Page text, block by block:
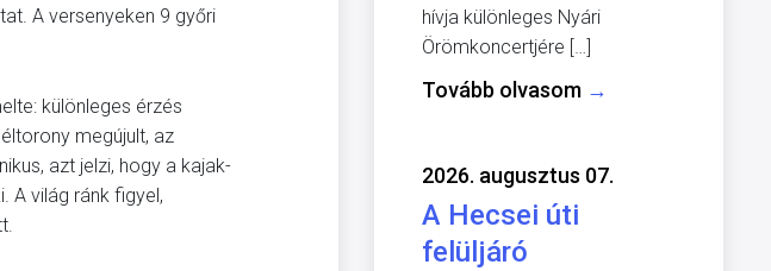
A versenyeken 9 győri
különleges érzés
megújult, az
azt jelzi, hogy a kajak-
A világ ránk figyel,
hívja különleges Nyári
Örömkoncertjére […]
Tovább olvasom →
2026. augusztus 07.
A Hecsei úti
felüljáró